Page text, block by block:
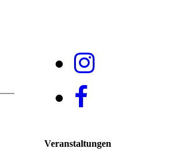
Veranstaltungen